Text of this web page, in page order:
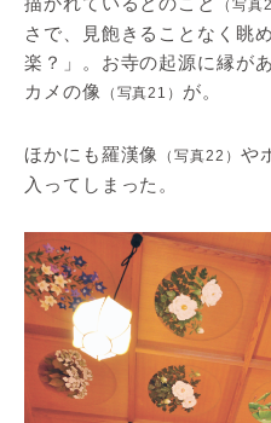
（写真
さで、見飽きることなく眺
楽？」。お寺の起源に縁が
カメの像
（写真21） が。
ほかにも羅漢像 （写真22） や
入ってしまった。